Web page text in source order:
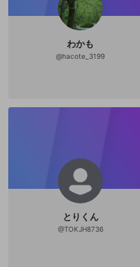
わかも
@hacote_3199
とりくん
@TOKJH8736